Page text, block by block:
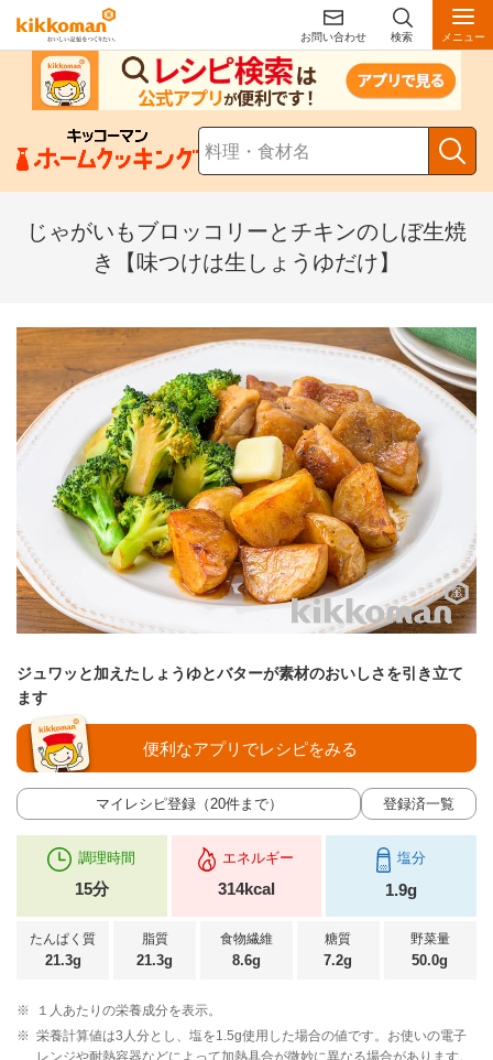
お問い合わせ 検索 メニュー
じゃがいもブロッコリーとチキンのしぼ生焼
き【味つけは生しょうゆだけ】
ジュワッと加えたしょうゆとバターが素材のおいしさを引き立て
ます
マイレシピ登録（20件まで） 登録済一覧
便利なアプリでレシピをみる
調理時間
15分
エネルギー
314kcal
塩分
1.9g
たんぱく質
21.3g
脂質
21.3g
食物繊維
8.6g
糖質
7.2g
野菜量
50.0g
※
１人あたりの栄養成分を表示。
※ 栄養計算値は3人分とし、塩を1.5g使用した場合の値です。お使いの電子